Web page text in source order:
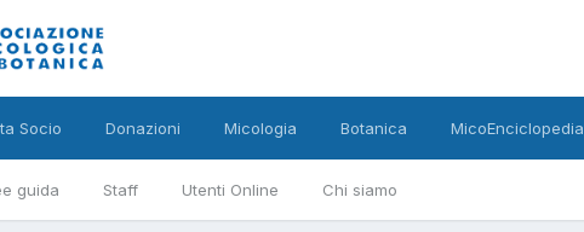
guida Staff Utenti Online Chi siamo
Socio Donazioni Micologia Botanica MicoEnciclopedia